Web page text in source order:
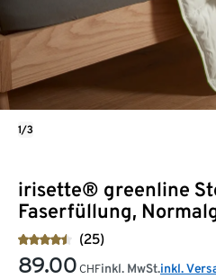
irisette® greenline
Faserfüllung,
(25)
89.00 CHFinkl. MwSt.inkl.
1/3